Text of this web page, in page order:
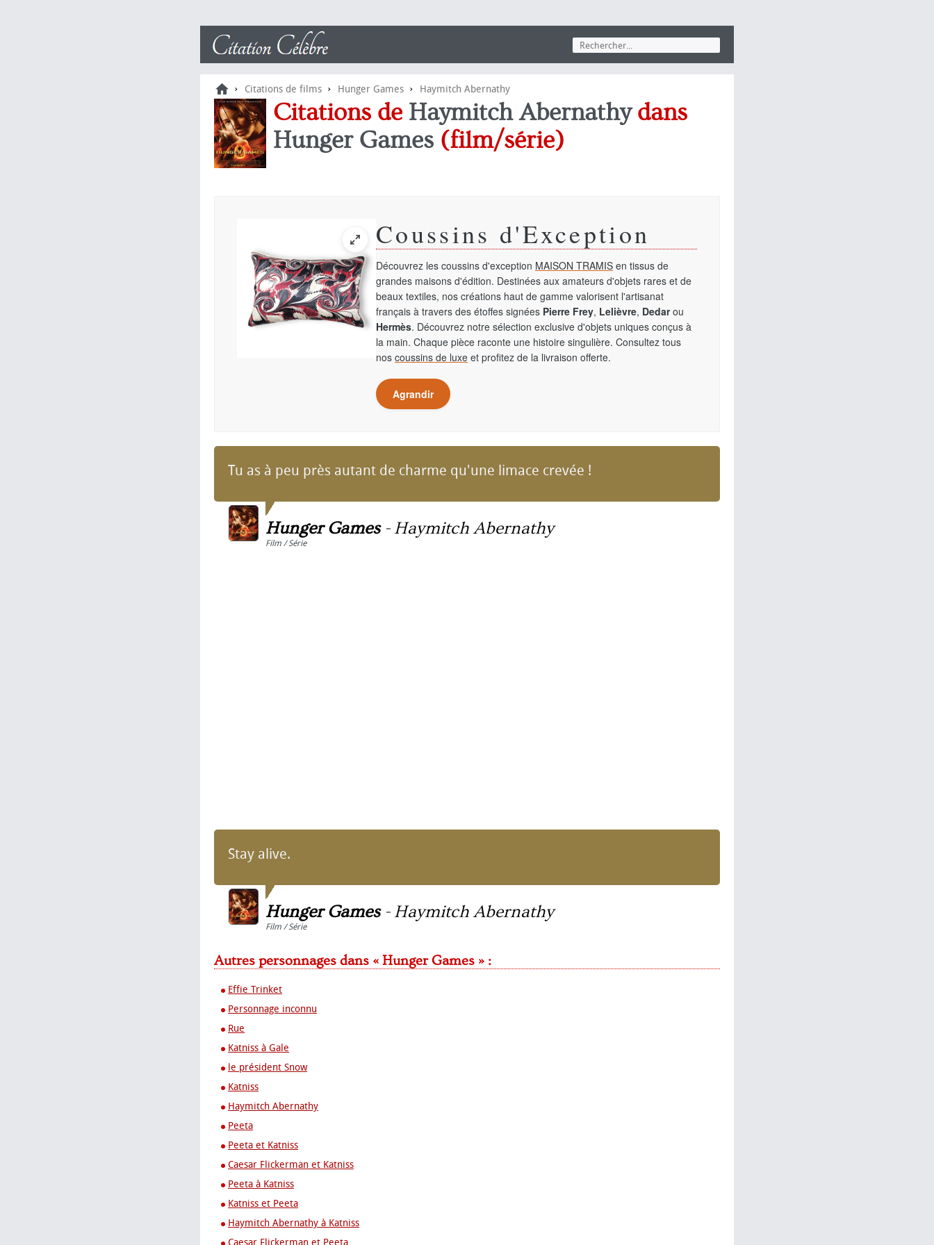
› Citations de films › Hunger Games › Haymitch Abernathy
Citations de Haymitch Abernathydans
Hunger Games(film/série)
Coussins d'Exception
Découvrez les coussins d'exception MAISON TRAMIS en tissus de
grandes maisons d'édition. Destinées aux amateurs d'objets rares et de
beaux textiles, nos créations haut de gamme valorisent l'artisanat
français à travers des étoffes signées Pierre Frey, Lelièvre, Dedarou
Hermès. Découvrez notre sélection exclusive d'objets uniques conçus à
la main. Chaque pièce raconte une histoire singulière. Consultez tous
nos coussins de luxe et profitez de la livraison offerte.
Agrandir
Tu as à peu près autant de charme qu'une limace crevée !
Hunger Games- Haymitch Abernathy
Film / Série
Stay alive.
Hunger Games- Haymitch Abernathy
Film / Série
Autres personnages dans « Hunger Games » :
Effie Trinket
Personnage inconnu
Rue
Katniss à Gale
le président Snow
Katniss
Haymitch Abernathy
Peeta
Peeta et Katniss
Caesar Flickerman et Katniss
Peeta à Katniss
Katniss et Peeta
Haymitch Abernathy à Katniss
Caesar Flickerman et Peeta